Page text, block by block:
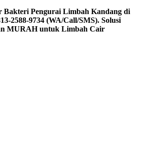
Bakteri Pengurai Limbah Kandang di
2588-9734 (WA/Call/SMS). Solusi
MURAH untuk Limbah Cair